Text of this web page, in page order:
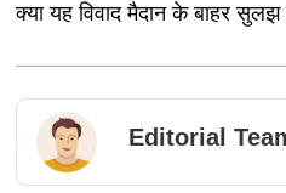
क्या यह विवाद मैदान के बाहर सुलझ
Editorial